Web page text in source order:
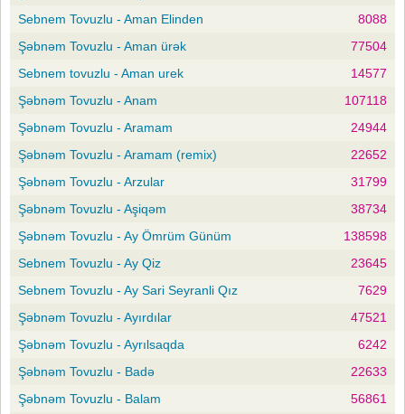
Sebnem Tovuzlu - Aman Elinden
8088
Şəbnəm Tovuzlu - Aman ürək
77504
Sebnem tovuzlu - Aman urek
14577
Şəbnəm Tovuzlu - Anam
107118
Şəbnəm Tovuzlu - Aramam
24944
Şəbnəm Tovuzlu - Aramam (remix)
22652
Şəbnəm Tovuzlu - Arzular
31799
Şəbnəm Tovuzlu - Aşiqəm
38734
Şəbnəm Tovuzlu - Ay Ömrüm Günüm
138598
Sebnem Tovuzlu - Ay Qiz
23645
Sebnem Tovuzlu - Ay Sari Seyranli Qız
7629
Şəbnəm Tovuzlu - Ayırdılar
47521
Şəbnəm Tovuzlu - Ayrılsaqda
6242
Şəbnəm Tovuzlu - Badə
22633
Şəbnəm Tovuzlu - Balam
56861